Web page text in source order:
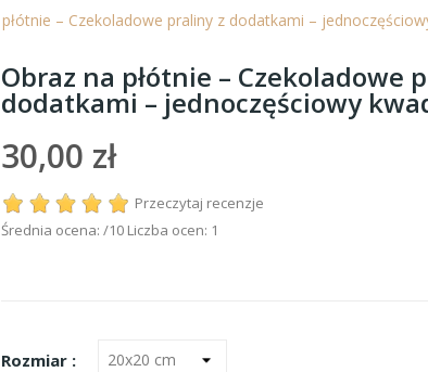
– Czekoladowe praliny z dodatkami –
Obraz na płótnie – Czekoladowe
dodatkami – jednoczęściowy
30,00 zł
Przeczytaj recenzje
Średnia ocena: /10 Liczba ocen: 1
Rozmiar :